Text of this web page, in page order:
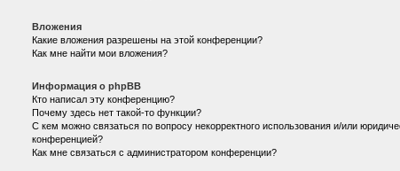
Вложения
Какие вложения разрешены на этой конференции?
Как мне найти мои вложения?
Информация о phpBB
Кто написал эту конференцию?
Почему здесь нет такой-то функции?
С кем можно связаться по вопросу некорректного использования и/или
конференцией?
Как мне связаться с администратором конференции?